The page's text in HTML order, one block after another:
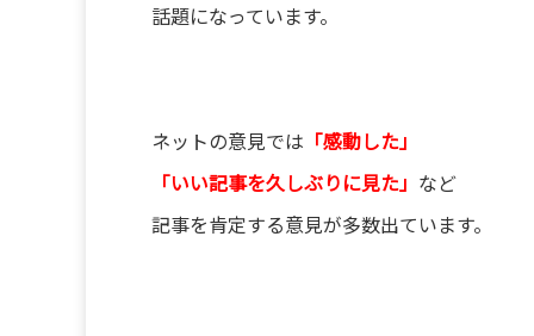
話題になっています。
ネットの意見では 「感動した」
「いい記事を久しぶりに見た」 など
記事を肯定する意見が多数出ています。